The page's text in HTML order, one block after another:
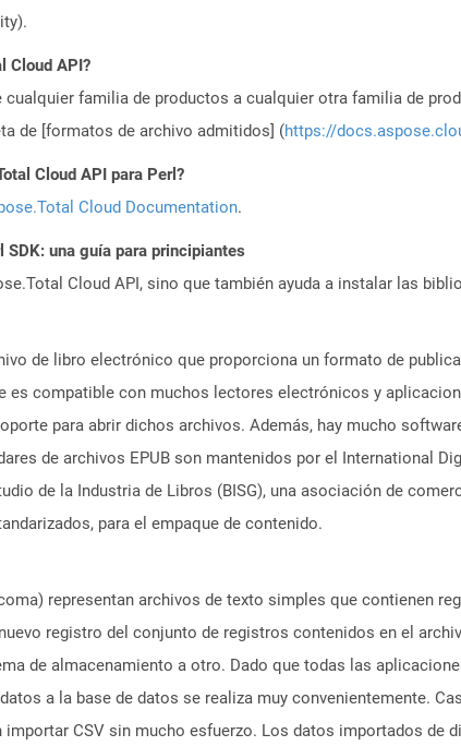
Cloud API?
familia de productos a cualquier otra familia de
de [formatos de archivo admitidos] (https://
Cloud API para Perl?
Cloud Documentation.
SDK: una guía para principiantes
Cloud API, sino que también ayuda a instalar las
de libro electrónico que proporciona un formato de
compatible con muchos lectores electrónicos y
para abrir dichos archivos. Además, hay mucho
de archivos EPUB son mantenidos por el International
de la Industria de Libros (BISG), una asociación de
para el empaque de contenido.
representan archivos de texto simples que contienen
registro del conjunto de registros contenidos en el
de almacenamiento a otro. Dado que todas las
a la base de datos se realiza muy convenientemente.
CSV sin mucho esfuerzo. Los datos importados de